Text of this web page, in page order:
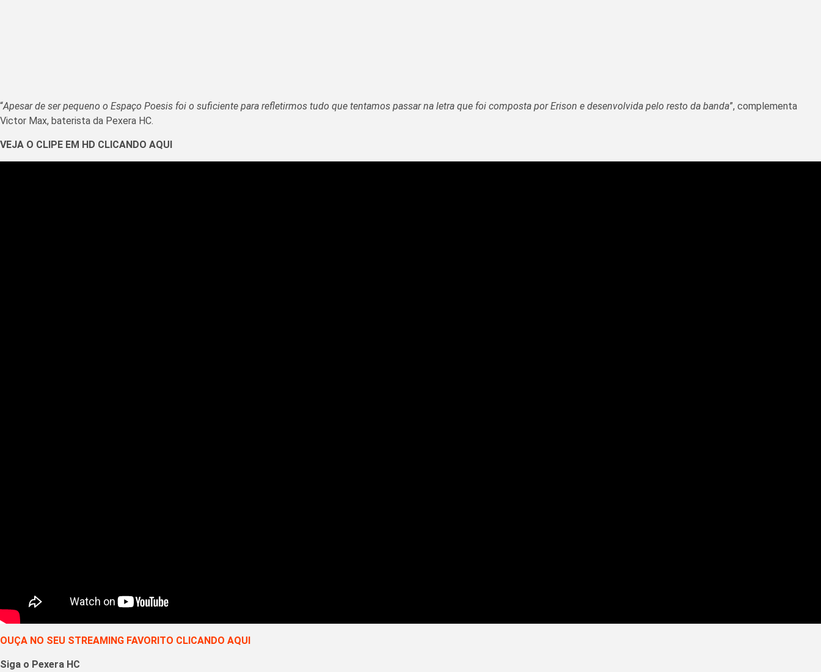
“Apesar de ser pequeno o Espaço Poesis foi o suficiente para refletirmos tudo que tentamos passar na letra que foi composta por Erison e desenvolvida pelo resto da banda”, complementa
Victor Max, baterista da Pexera HC.
VEJA O CLIPE EM HD CLICANDO AQUI
OUÇA NO SEU STREAMING FAVORITO CLICANDO AQUI
Siga o Pexera HC